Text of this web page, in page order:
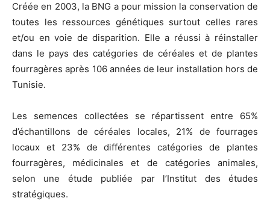
Créée en 2003, la BNG a pour mission la conservation de
toutes les ressources génétiques surtout celles rares
et/ou en voie de disparition. Elle a réussi à réinstaller
dans le pays des catégories de céréales et de plantes
fourragères après 106 années de leur installation hors de
Tunisie.
Les semences collectées se répartissent entre 65%
d’échantillons de céréales locales, 21% de fourrages
locaux et 23% de différentes catégories de plantes
fourragères, médicinales et de catégories animales,
selon une étude publiée par l’Institut des études
stratégiques.